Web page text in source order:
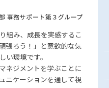
事務サポート第３グループ
組み、成長を実感するこ
張ろう！」と意欲的な気
い環境です。
ネジメントを学ぶことに
ニケーションを通して視